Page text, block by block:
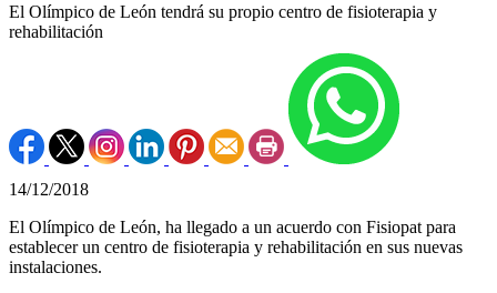
El Olímpico de León tendrá su propio centro de fisioterapia y
rehabilitación
14/12/2018
El Olímpico de León, ha llegado a un acuerdo con Fisiopat para
establecer un centro de fisioterapia y rehabilitación en sus nuevas
instalaciones.